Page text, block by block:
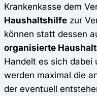
Krankenkasse dem
Haushaltshilfe zur
können statt dessen
organisierte
Handelt es sich dabei
werden maximal die
der eventuell